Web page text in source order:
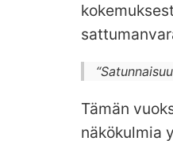
Tämän
näkökulmia